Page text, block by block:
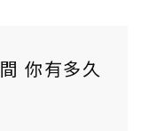
你有多久